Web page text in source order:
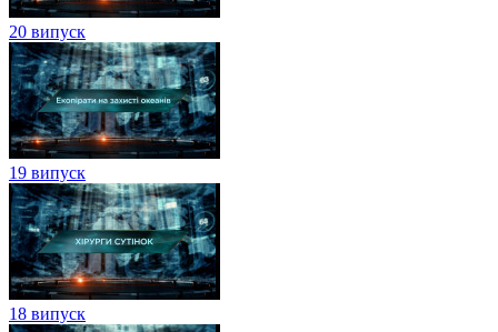
20 випуск
19 випуск
18 випуск